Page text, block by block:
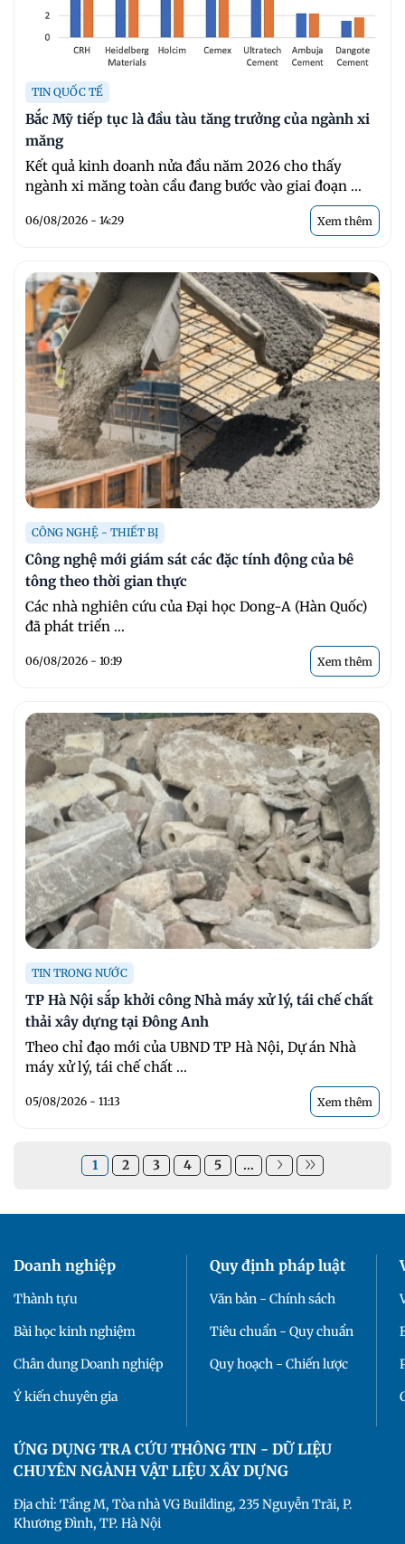
TIN QUỐC TẾ
Bắc Mỹ tiếp tục là đầu tàu tăng trưởng của ngành xi
măng
Kết quả kinh doanh nửa đầu năm 2026 cho thấy
ngành xi măng toàn cầu đang bước vào giai đoạn ...
06/08/2026 - 14:29 Xem thêm
CÔNG NGHỆ - THIẾT BỊ
Công nghệ mới giám sát các đặc tính động của bê
tông theo thời gian thực
Các nhà nghiên cứu của Đại học Dong-A (Hàn Quốc)
đã phát triển ...
06/08/2026 - 10:19 Xem thêm
TIN TRONG NƯỚC
TP Hà Nội sắp khởi công Nhà máy xử lý, tái chế chất
thải xây dựng tại Đông Anh
Theo chỉ đạo mới của UBND TP Hà Nội, Dự án Nhà
máy xử lý, tái chế chất ...
05/08/2026 - 11:13 Xem thêm
1 2 3 4 5 ...
Doanh nghiệp
Thành tựu
Bài học kinh nghiệm
Chân dung Doanh nghiệp
Ý kiến chuyên gia
Quy định pháp luật
Văn bản - Chính sách
Tiêu chuẩn - Quy chuẩn
Quy hoạch - Chiến lược
ỨNG DỤNG TRA CỨU THÔNG TIN - DỮ LIỆU
CHUYÊN NGÀNH VẬT LIỆU XÂY DỰNG
Địa chỉ: Tầng M, Tòa nhà VG Building, 235 Nguyễn Trãi, P.
Khương Đình, TP. Hà Nội